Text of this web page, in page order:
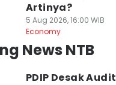
Artinya?
5 Aug 2026, 16:00 WIB
Economy
News NTB
PDIP Desak Audit